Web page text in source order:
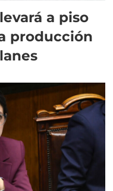
a piso
producción